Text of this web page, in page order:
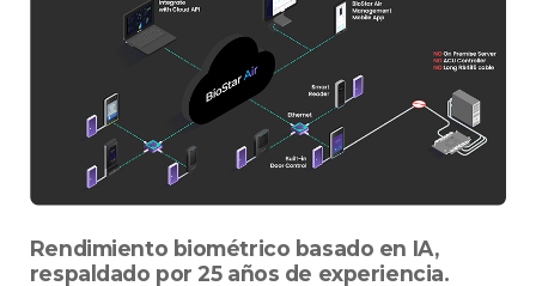
Rendimiento biométrico basado en IA,
respaldado por 25 años de experiencia.